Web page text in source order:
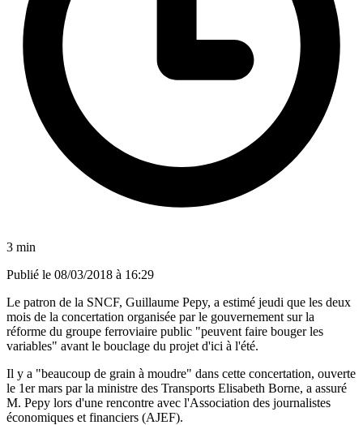
3 min
Publié le 08/03/2018 à 16:29
Le patron de la SNCF, Guillaume Pepy, a estimé jeudi que les deux
mois de la concertation organisée par le gouvernement sur la
réforme du groupe ferroviaire public "peuvent faire bouger les
variables" avant le bouclage du projet d'ici à l'été.
Il y a "beaucoup de grain à moudre" dans cette concertation, ouverte
le 1er mars par la ministre des Transports Elisabeth Borne, a assuré
M. Pepy lors d'une rencontre avec l'Association des journalistes
économiques et financiers (AJEF).